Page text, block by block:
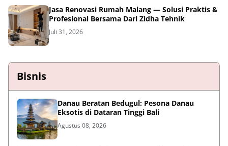
Jasa Renovasi Rumah Malang — Solusi Praktis &
Profesional Bersama Dari Zidha Tehnik
Juli 31, 2026
Bisnis
Danau Beratan Bedugul: Pesona Danau
Eksotis di Dataran Tinggi Bali
Agustus 08, 2026